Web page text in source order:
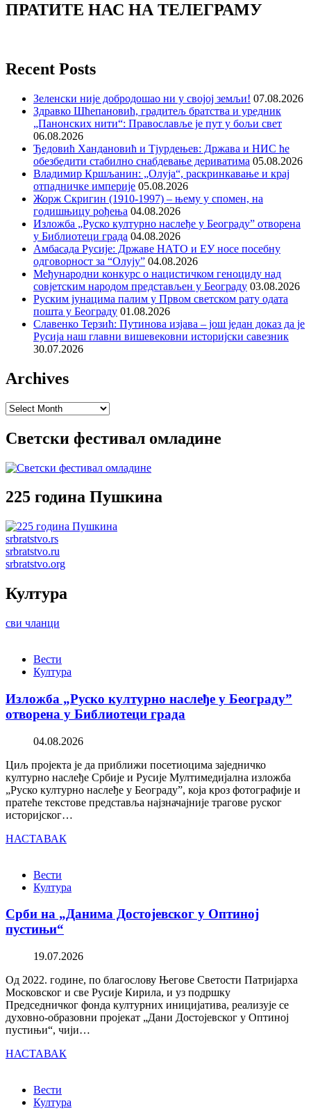
ПРАТИТЕ НАС НА ТЕЛЕГРАМУ
Recent Posts
Зеленски није добродошао ни у својој земљи! 07.08.2026
Здравко Шћепановић, градитељ братства и уредник
„Панонских нити“: Православље је пут у бољи свет
06.08.2026
Ђедовић Хандановић и Тјурдењев: Држава и НИС ће
обезбедити стабилно снабдевање дериватима 05.08.2026
Владимир Кршљанин: „Олуја“, раскринкавање и крај
отпадничке империје 05.08.2026
Жорж Скригин (1910-1997) – њему у спомен, на
годишњицу рођења 04.08.2026
Изложба „Руско културно наслеђе у Београду” отворена
у Библиотеци града 04.08.2026
Амбасада Русије: Државе НАТО и ЕУ носе посебну
одговорност за “Олују” 04.08.2026
Међународни конкурс о нацистичком геноциду над
совјетским народом представљен у Београду 03.08.2026
Руским јунацима палим у Првом светском рату одата
пошта у Београду 01.08.2026
Славенко Терзић: Путинова изјава – још један доказ да је
Русија наш главни вишевековни историјски савезник
30.07.2026
Archives
Archives
Светски фестивал омладине
225 година Пушкина
srbratstvo.rs
srbratstvo.ru
srbratstvo.org
Култура
сви чланци
Вести
Култура
Изложба „Руско културно наслеђе у Београду”
отворена у Библиотеци града
04.08.2026
Циљ пројекта је да приближи посетиоцима заједничко
културно наслеђе Србије и Русије Мултимедијална изложба
„Руско културно наслеђе у Београду”, која кроз фотографије и
пратеће текстове представља најзначајније трагове руског
историјског…
НАСТАВАК
Вести
Култура
Срби на „Данима Достојевског у Оптиној
пустињи“
19.07.2026
Од 2022. године, по благослову Његове Светости Патријарха
Московског и све Русије Кирила, и уз подршку
Председничког фонда културних иницијатива, реализује се
духовно-образовни пројекат „Дани Достојевског у Оптиној
пустињи“, чији…
НАСТАВАК
Вести
Култура